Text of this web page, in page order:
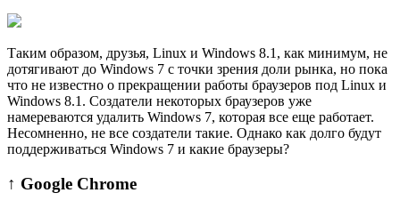
Таким образом, друзья, Linux и Windows 8.1, как минимум, не
дотягивают до Windows 7 с точки зрения доли рынка, но пока
что не известно о прекращении работы браузеров под Linux и
Windows 8.1. Создатели некоторых браузеров уже
намереваются удалить Windows 7, которая все еще работает.
Несомненно, не все создатели такие. Однако как долго будут
поддерживаться Windows 7 и какие браузеры?
↑ Google Chrome